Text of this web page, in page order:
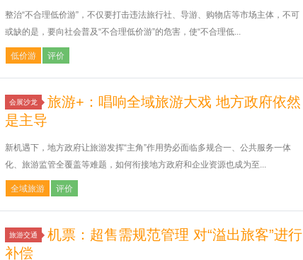
整治“不合理低价游”，不仅要打击违法旅行社、导游、购物店等市场主体，不可
或缺的是，要向社会普及“不合理低价游”的危害，使“不合理低...
低价游 评价
会展沙龙
旅游+：唱响全域旅游大戏 地方政府依然
是主导
新机遇下，地方政府让旅游发挥“主角”作用势必面临多规合一、公共服务一体
化、旅游监管全覆盖等难题，如何衔接地方政府和企业资源也成为至...
全域旅游 评价
旅游交通
机票：超售需规范管理 对“溢出旅客”进行
补偿